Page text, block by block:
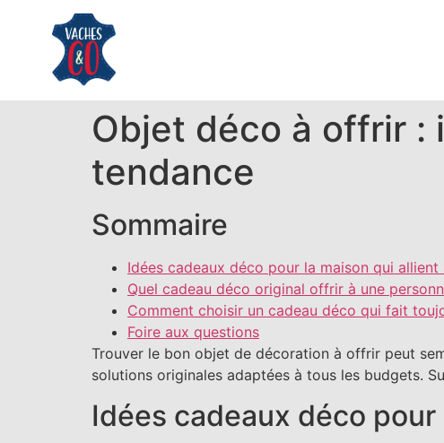
Objet déco à offrir :
tendance
Sommaire
Idées cadeaux déco pour la maison qui
Quel cadeau déco original offrir à une
Comment choisir un cadeau déco qui fait
Foire aux questions
Trouver le bon objet de décoration à offrir peut
solutions originales adaptées à tous les budgets.
Idées cadeaux déco